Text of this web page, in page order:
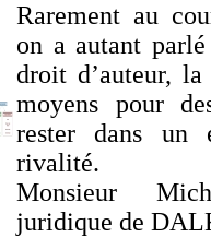
Rarement au
on a autant
droit d’auteur,
moyens pour
rester dans un
rivalité.
Monsieur
juridique de